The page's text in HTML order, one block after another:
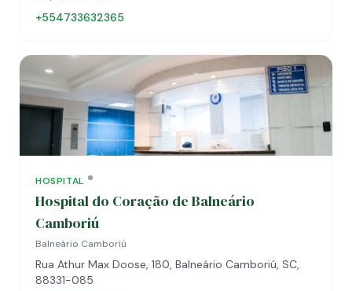
+554733632365
HOSPITAL
Hospital do Coração de Balneário
Camboriú
Balneário Camboriú
Rua Athur Max Doose, 180, Balneário Camboriú, SC,
88331-085